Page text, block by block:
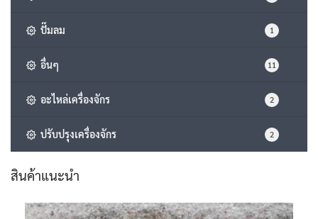
ปั๊มลม 1
อื่นๆ 11
อะไหล่เครื่องจักร 2
ปรับปรุงเครื่องจักร 2
สินค้าแนะนำ